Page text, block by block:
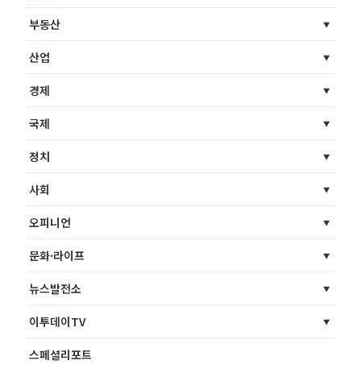
부동산
산업
경제
국제
정치
사회
오피니언
문화·라이프
뉴스발전소
이투데이TV
스페셜리포트